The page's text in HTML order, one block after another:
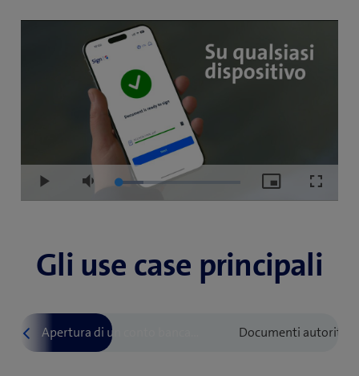
Play Mute Loaded
Picture-
in-
Gli use case principali